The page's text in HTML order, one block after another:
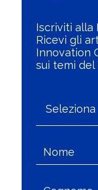
Iscriviti alla
Ricevi gli
Innovation
sui temi